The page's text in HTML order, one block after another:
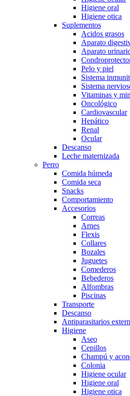
Higiene oral
Higiene otica
Suplementos
Acidos grasos
Aparato
Aparato
Pelo y piel
Sistema
Sistema
Vitaminas y
Oncológico
Cardiovascular
Hepático
Renal
Ocular
Descanso
Leche maternizada
Perro
Comida húmeda
Comida seca
Snacks
Comportamiento
Accesorios
Correas
Arnes
Flexis
Collares
Bozales
Juguetes
Comederos
Bebederos
Alfombras
Piscinas
Transporte
Descanso
Antiparasitarios
Higiene
Aseo
Cepillos
Champú y
Colonia
Higiene ocular
Higiene oral
Higiene otica